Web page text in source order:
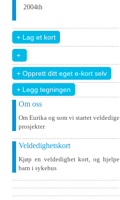
2004th
+ Legg tegningen
Om oss
Om Eurika og som vi startet veldedige
prosjekter
Veldedighetskort
Kjøp en veldedighet kort, og hjelpe
barn i sykehus